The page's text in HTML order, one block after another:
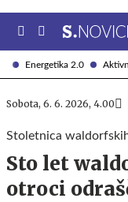
Energetika 2.0
Sobota, 6. 6. 2026, 4.00
Stoletnica
Sto let
otroci